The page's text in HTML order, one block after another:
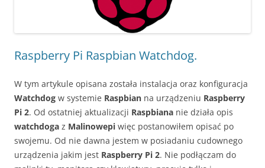
Raspberry Pi Raspbian Watchdog.
W tym artykule opisana została instalacja oraz konfiguracja
Watchdog w systemie Raspbian na urządzeniu Raspberry
Pi 2. Od ostatniej aktualizacji Raspbiana nie działa opis
watchdoga z Malinowepi więc postanowiłem opisać po
swojemu. Od nie dawna jestem w posiadaniu cudownego
urządzenia jakim jest Raspberry Pi 2. Nie podłączam do